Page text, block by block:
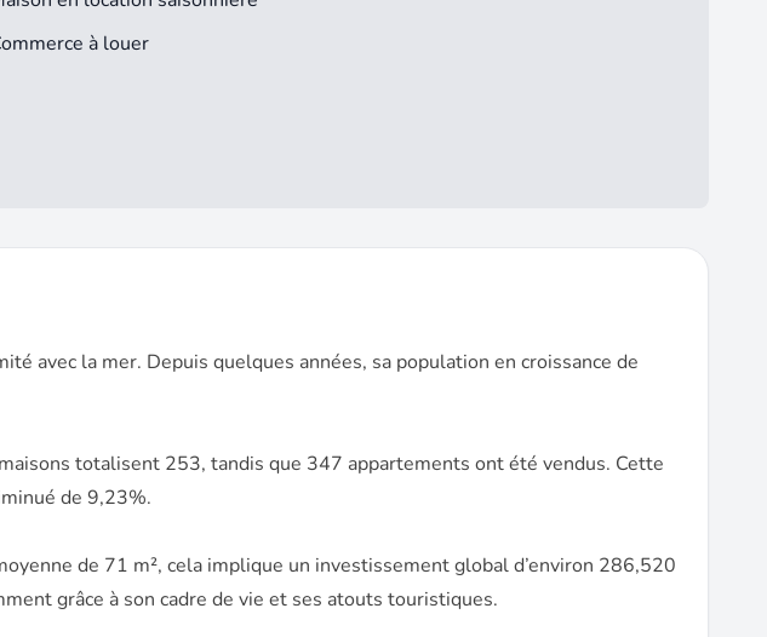
à louer
avec la mer. Depuis quelques années, sa population en croissance de
totalisent 253, tandis que 347 appartements ont été vendus. Cette
de 9,23%.
de 71 m², cela implique un investissement global d’environ 286,520
grâce à son cadre de vie et ses atouts touristiques.